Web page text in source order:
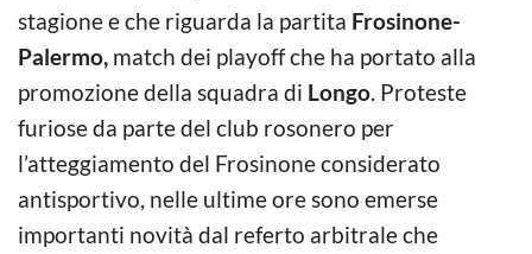
stagione e che riguarda la partita Frosinone-
Palermo, match dei playoff che ha portato alla
promozione della squadra di Longo. Proteste
furiose da parte del club rosonero per
l’atteggiamento del Frosinone considerato
antisportivo, nelle ultime ore sono emerse
importanti novità dal referto arbitrale che